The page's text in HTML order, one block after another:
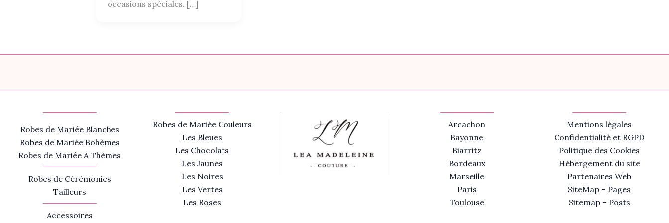
occasions spéciales. […]
Robes de Mariée Blanches
Robes de Mariée Bohèmes
Robes de Mariée A Thèmes
Robes de Cérémonies
Tailleurs
Accessoires
Robes de Mariée Couleurs
Les Bleues
Les Chocolats
Les Jaunes
Les Noires
Les Vertes
Les Roses
Arcachon
Bayonne
Biarritz
Bordeaux
Marseille
Paris
Toulouse
Mentions légales
Confidentialité et RGPD
Politique des Cookies
Hébergement du site
Partenaires Web
SiteMap – Pages
Sitemap – Posts